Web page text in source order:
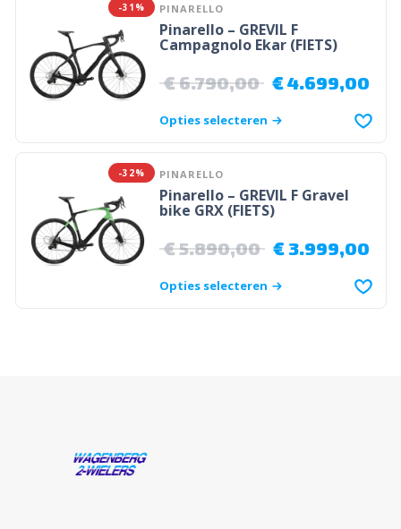
-31% PINARELLO
Pinarello – GREVIL F
Campagnolo Ekar (FIETS)
€6.790,00 €4.699,00
Opties selecteren
-32% PINARELLO
Pinarello – GREVIL F Gravel
bike GRX (FIETS)
€5.890,00 €3.999,00
Opties selecteren